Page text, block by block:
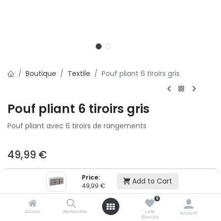
Price:
49,99 € Add to Cart
Accueil Rechercher
0
Liste
d'envies
Account
Boutique Textile Pouf pliant 6 tiroirs gris
Pouf pliant 6 tiroirs gris
Pouf pliant avec 6 tiroirs de rangements
49,99 €
Ajouter au panier
Ajouter à la liste d'envie